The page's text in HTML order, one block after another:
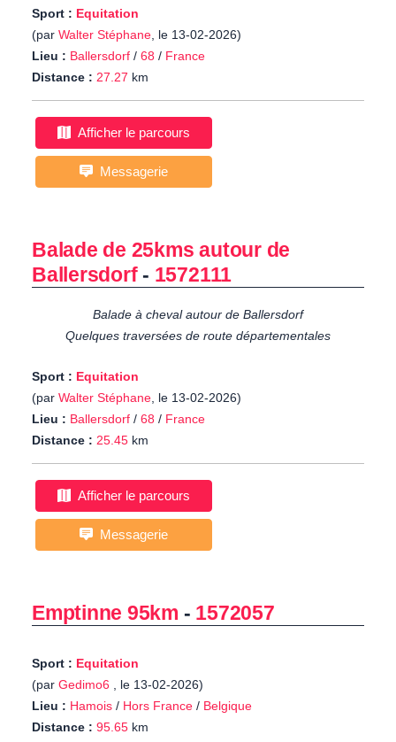
Sport : Equitation
(par Walter Stéphane, le 13-02-2026)
Lieu : Ballersdorf / 68 / France
Distance : 27.27 km
Afficher le parcours
Messagerie
Balade de 25kms autour de
Ballersdorf- 1572111
Balade à cheval autour de Ballersdorf
Quelques traversées de route départementales
Sport : Equitation
(par Walter Stéphane, le 13-02-2026)
Lieu : Ballersdorf / 68 / France
Distance : 25.45 km
Afficher le parcours
Messagerie
Emptinne 95km - 1572057
Sport : Equitation
(par Gedimo6 , le 13-02-2026)
Lieu : Hamois / Hors France / Belgique
Distance : 95.65 km